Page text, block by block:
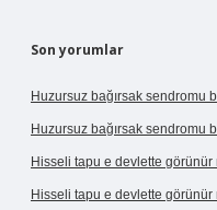
Son yorumlar
Huzursuz bağırsak sendromu
Huzursuz bağırsak sendromu
Hisseli tapu e devlette görünür
Hisseli tapu e devlette görünür